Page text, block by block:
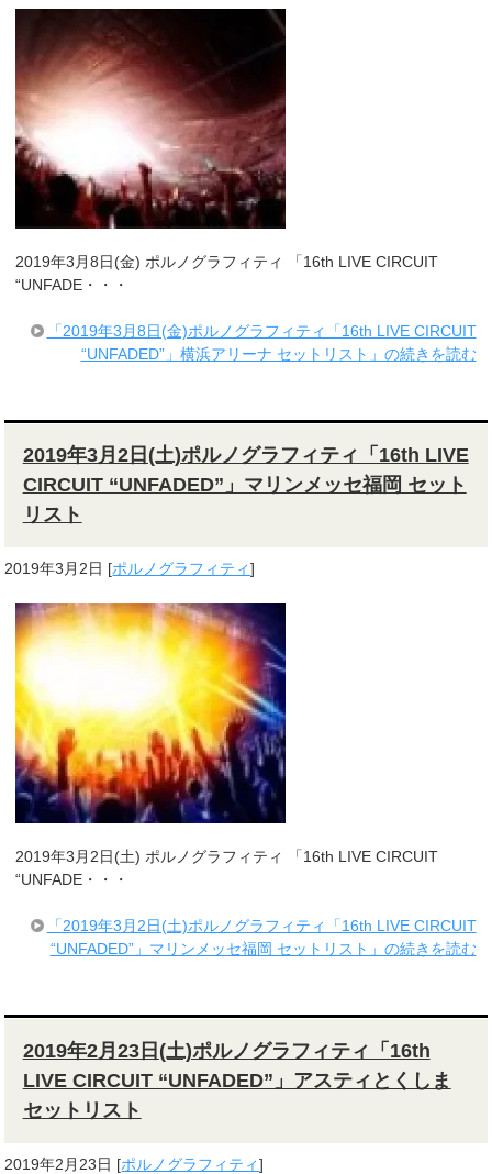
2019年3月8日(金) ポルノグラフィティ 「16th LIVE CIRCUIT
“UNFADE・・・
「2019年3月8日(金)ポルノグラフィティ「16th LIVE CIRCUIT
“UNFADED”」横浜アリーナ セットリスト」の続きを読む
2019年3月2日(土)ポルノグラフィティ「16th LIVE
CIRCUIT “UNFADED”」マリンメッセ福岡 セット
リスト
2019年3月2日 [ポルノグラフィティ]
2019年3月2日(土) ポルノグラフィティ 「16th LIVE CIRCUIT
“UNFADE・・・
「2019年3月2日(土)ポルノグラフィティ「16th LIVE CIRCUIT
“UNFADED”」マリンメッセ福岡 セットリスト」の続きを読む
2019年2月23日(土)ポルノグラフィティ「16th
LIVE CIRCUIT “UNFADED”」アスティとくしま
セットリスト
2019年2月23日 [ポルノグラフィティ]